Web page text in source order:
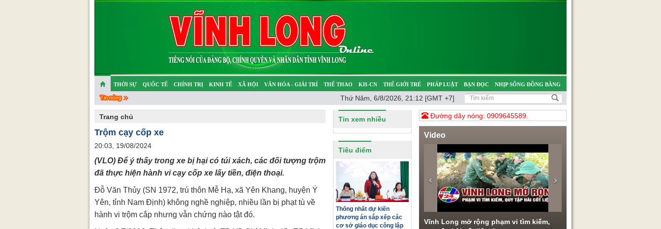
THỜI SỰ QUỐC TẾ CHÍNH TRỊ KINH TẾ XÃ HỘI VĂN HÓA - GIẢI TRÍ THỂ THAO KH-CN THẾ GIỚI TRẺ PHÁP LUẬT BẠN ĐỌC NHỊP SỐNG ĐỒNG BẰNG
CHUYỆN TỬ TẾ Thứ Năm, 6/8/2026, 21:12 [GMT +7]
Trang chủ
Trộm cạy cốp xe
20:03, 19/08/2024
(VLO) Để ý thấy trong xe bị hại có túi xách, các đối tượng trộm
đã thực hiện hành vi cạy cốp xe lấy tiền, điện thoại.
Đỗ Văn Thủy (SN 1972, trú thôn Mễ Hạ, xã Yên Khang, huyện Ý
Yên, tỉnh Nam Định) không nghề nghiệp, nhiều lần bị phạt tù về
hành vi trộm cắp nhưng vẫn chứng nào tật đó.
Tin xem nhiều
Tiêu điểm
Thống nhất dự kiến
phương án sắp xếp các
cơ sở giáo dục công lập
Đường dây nóng: 0909645589.
Video
Vĩnh Long mở rộng phạm vi tìm kiếm,